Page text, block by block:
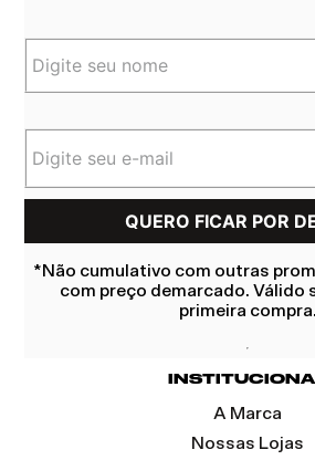
*Não cumulativo com outras
com preço demarcado. Válido
primeira compra.
A Marca
Nossas Lojas